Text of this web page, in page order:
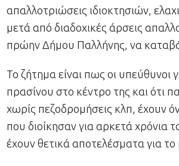
απαλλοτριώσεις ιδιοκτησιών,
μετά από διαδοχικές άρσεις
πρώην Δήμου Παλλήνης, να
Το ζήτημα είναι πως οι υπεύθυνοι
πρασίνου στο κέντρο της και ότι
χωρίς πεζοδρομήσεις κλπ, έχουν
που διοίκησαν για αρκετά
έχουν θετικά αποτελέσματα για το